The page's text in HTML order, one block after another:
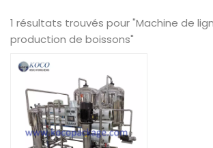
1 résultats trouvés pour "Machine de
production de boissons"